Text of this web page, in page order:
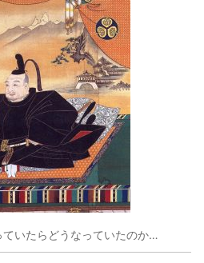
ていたらどうなっていたのか…